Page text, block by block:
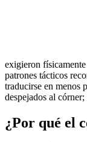
exigieron
patrones tácticos
traducirse en menos
despejados al
¿Por qué el